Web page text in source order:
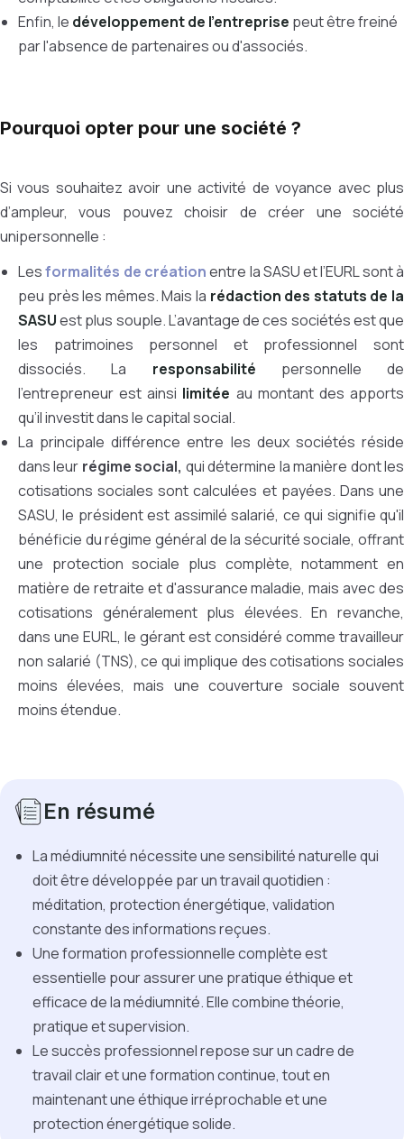
Enfin, le développement de l'entreprise peut être freiné
par l'absence de partenaires ou d'associés.
Pourquoi opter pour une société ?
Si vous souhaitez avoir une activité de voyance avec plus
d’ampleur, vous pouvez choisir de créer une société
unipersonnelle :
Lesformalités de créationentre la SASU et l’EURL sont à
peu près les mêmes. Mais la rédaction des statuts de la
SASUest plus souple. L’avantage de ces sociétés est que
les patrimoines personnel et professionnel sont
dissociés. La responsabilité personnelle de
l’entrepreneur est ainsi limitée au montant des apports
qu’il investit dans le capital social.
La principale différence entre les deux sociétés réside
dans leur régime social, qui détermine la manière dont les
cotisations sociales sont calculées et payées. Dans une
SASU, le président est assimilé salarié, ce qui signifie qu'il
bénéficie du régime général de la sécurité sociale, offrant
une protection sociale plus complète, notamment en
matière de retraite et d'assurance maladie, mais avec des
cotisations généralement plus élevées. En revanche,
dans une EURL, le gérant est considéré comme travailleur
non salarié (TNS), ce qui implique des cotisations sociales
moins élevées, mais une couverture sociale souvent
moins étendue.
En résumé
La médiumnité nécessite une sensibilité naturelle qui
doit être développée par un travail quotidien :
méditation, protection énergétique, validation
constante des informations reçues.
Une formation professionnelle complète est
essentielle pour assurer une pratique éthique et
efficace de la médiumnité. Elle combine théorie,
pratique et supervision.
Le succès professionnel repose sur un cadre de
travail clair et une formation continue, tout en
maintenant une éthique irréprochable et une
protection énergétique solide.